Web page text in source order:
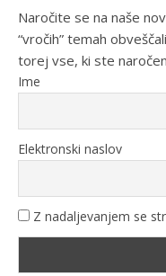
Naročite se na naše
“vročih” temah
torej vse, ki ste
Ime
Elektronski naslov
Z nadaljevanjem se